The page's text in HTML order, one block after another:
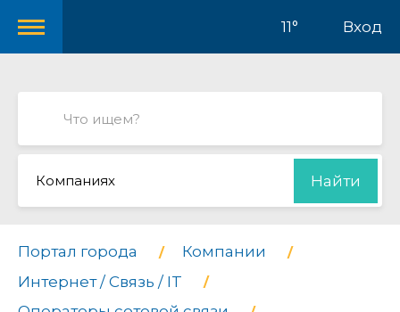
11° Вход
Компаниях Найти
Портал города
Компании
Интернет / Связь / IT